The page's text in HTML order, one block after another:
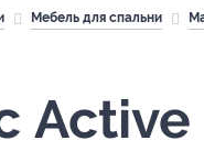
Мебель для спальни